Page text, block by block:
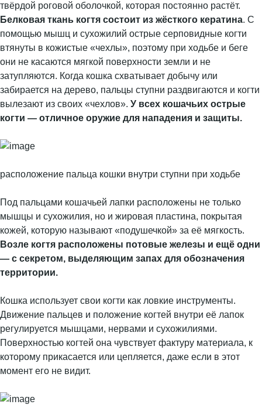
твёрдой роговой оболочкой, которая постоянно растёт.
Белковая ткань когтя состоит из жёсткого кератина. С
помощью мышц и сухожилий острые серповидные когти
втянуты в кожистые «чехлы», поэтому при ходьбе и беге
они не касаются мягкой поверхности земли и не
затупляются. Когда кошка схватывает добычу или
забирается на дерево, пальцы ступни раздвигаются и когти
вылезают из своих «чехлов». У всех кошачьих острые
когти — отличное оружие для нападения и защиты.
расположение пальца кошки внутри ступни при ходьбе
Под пальцами кошачьей лапки расположены не только
мышцы и сухожилия, но и жировая пластина, покрытая
кожей, которую называют «подушечкой» за её мягкость.
Возле когтя расположены потовые железы и ещё одни
— с секретом, выделяющим запах для обозначения
территории.
Кошка использует свои когти как ловкие инструменты.
Движение пальцев и положение когтей внутри её лапок
регулируется мышцами, нервами и сухожилиями.
Поверхностью когтей она чувствует фактуру материала, к
которому прикасается или цепляется, даже если в этот
момент его не видит.